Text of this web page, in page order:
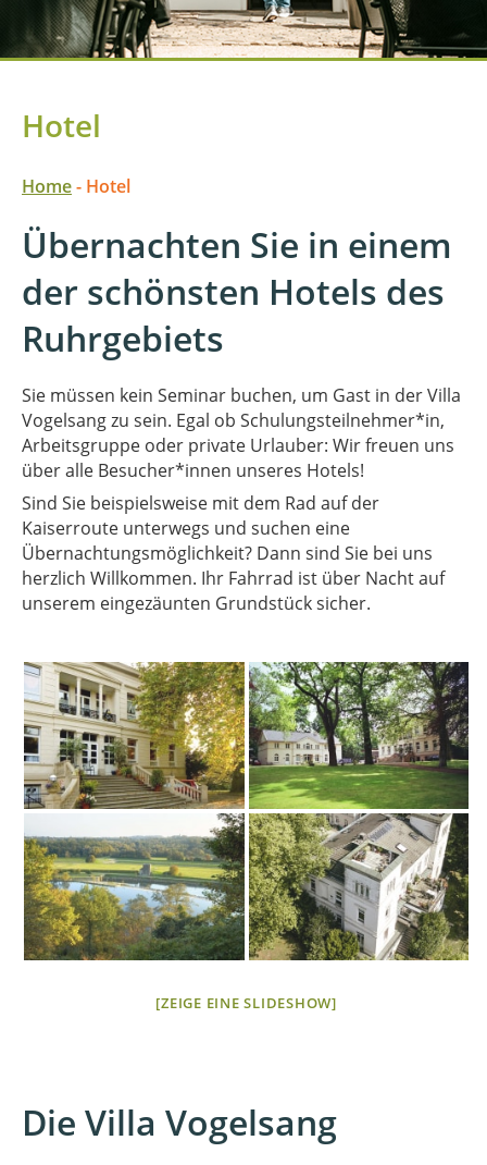
Hotel
Home- Hotel
Übernachten Sie in einem
der schönsten Hotels des
Ruhrgebiets
Sie müssen kein Seminar buchen, um Gast in der Villa
Vogelsang zu sein. Egal ob Schulungsteilnehmer*in,
Arbeitsgruppe oder private Urlauber: Wir freuen uns
über alle Besucher*innen unseres Hotels!
Sind Sie beispielsweise mit dem Rad auf der
Kaiserroute unterwegs und suchen eine
Übernachtungsmöglichkeit? Dann sind Sie bei uns
herzlich Willkommen. Ihr Fahrrad ist über Nacht auf
unserem eingezäunten Grundstück sicher.
[ZEIGE EINE SLIDESHOW]
Die Villa Vogelsang